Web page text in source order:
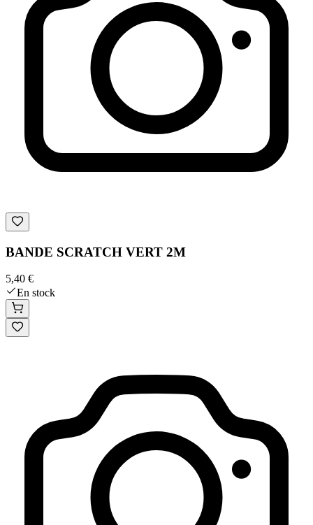
BANDE SCRATCH VERT 2M
5,40 €
En stock